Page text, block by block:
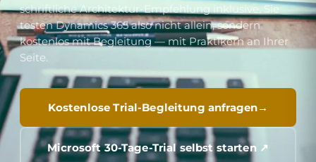
schriftliche Architektur-Empfehlung inklusive. Sie
testen Dynamics 365 also nicht allein, sondern
kostenlos mit Begleitung — mit Praktikern an Ihrer
Seite.
Kostenlose Trial-Begleitung anfragen
Microsoft 30-Tage-Trial selbst starten ↗